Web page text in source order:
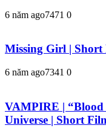
6 năm ago7471 0
Missing Girl | Short
6 năm ago7341 0
VAMPIRE |
Universe | Short